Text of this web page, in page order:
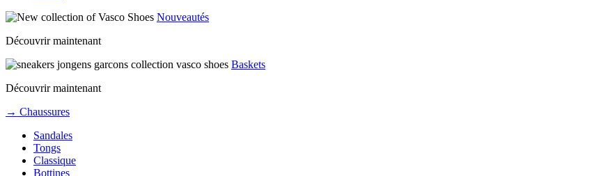
Nouveautés
Découvrir maintenant
Baskets
Découvrir maintenant
→ Chaussures
Sandales
Tongs
Classique
Bottines